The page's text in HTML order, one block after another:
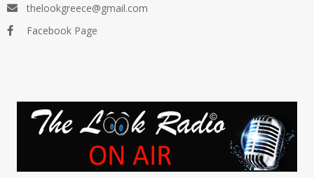
thelookgreece@gmail.com
Facebook Page